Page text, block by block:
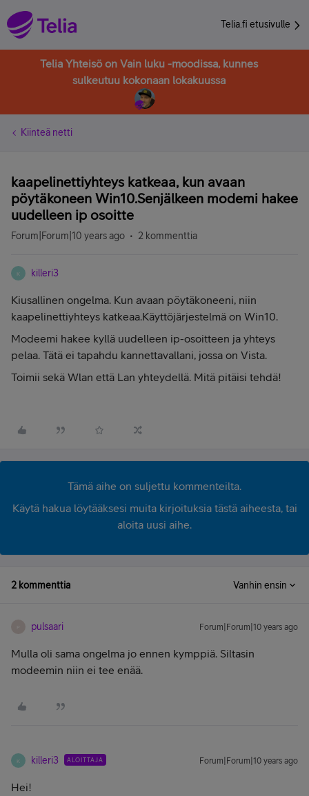
Telia.fi etusivulle
Telia Yhteisö on Vain luku -moodissa, kunnes
sulkeutuu kokonaan lokakuussa
Kiinteä netti
kaapelinettiyhteys katkeaa, kun avaan
pöytäkoneen Win10.Senjälkeen modemi hakee
uudelleen ip osoitte
Forum|Forum|10 years ago 2 kommenttia
K killeri3
Kiusallinen ongelma. Kun avaan pöytäkoneeni, niin
kaapelinettiyhteys katkeaa.Käyttöjärjestelmä on Win10.
Modeemi hakee kyllä uudelleen ip-osoitteen ja yhteys
pelaa. Tätä ei tapahdu kannettavallani, jossa on Vista.
Toimii sekä Wlan että Lan yhteydellä. Mitä pitäisi tehdä!
Tämä aihe on suljettu kommenteilta.
Käytä hakua löytääksesi muita kirjoituksia tästä aiheesta, tai
aloita uusi aihe.
2 kommenttia Vanhin ensin
pulsaari Forum|Forum|10 years ago
Mulla oli sama ongelma jo ennen kymppiä. Siltasin
modeemin niin ei tee enää.
K killeri3 ALOITTAJA Forum|Forum|10 years ago
Hei!